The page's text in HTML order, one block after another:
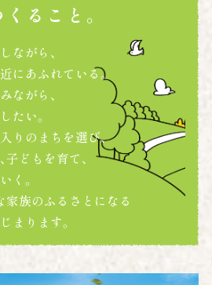
ること。
ながら、
にあふれている。
ながら、
たい。
りのまちを選び、
どもを育て、
く。
家族のふるさとになる
まります。